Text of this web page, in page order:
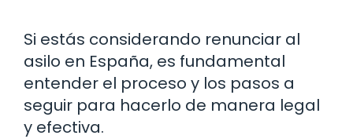
Si estás considerando renunciar al
asilo en España, es fundamental
entender el proceso y los pasos a
seguir para hacerlo de manera legal
y efectiva.